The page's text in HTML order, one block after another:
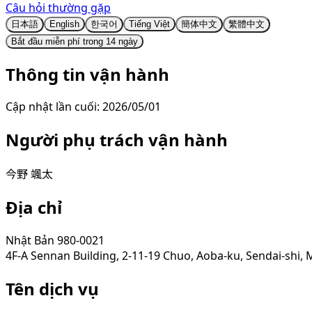
Câu hỏi thường gặp
日本語 English 한국어 Tiếng Việt 簡体中文
繁體中文
Bắt đầu miễn phí trong 14 ngày
Thông tin vận hành
Cập nhật lần cuối: 2026/05/01
Người phụ trách vận hành
今野 颯太
Địa chỉ
Nhật Bản 980-0021
4F-A Sennan Building, 2-11-19 Chuo, Aoba-ku, Sendai-shi,
Tên dịch vụ